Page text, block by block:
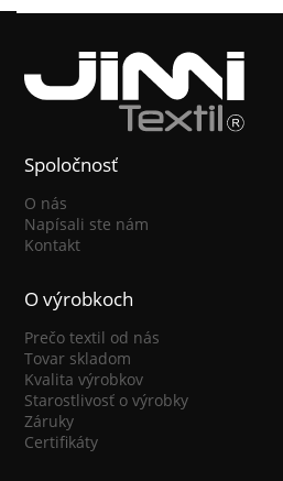
Spoločnosť
O nás
Napísali ste nám
Kontakt
O výrobkoch
Prečo textil od nás
Tovar skladom
Kvalita výrobkov
Starostlivosť o výrobky
Záruky
Certifikáty